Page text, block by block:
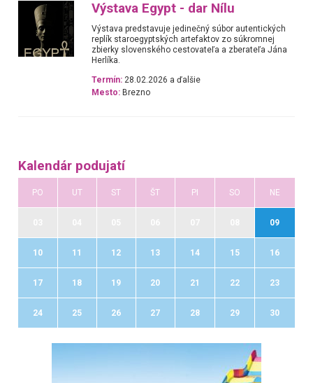
Výstava Egypt - dar Nílu
Výstava predstavuje jedinečný súbor autentických
replík staroegyptských artefaktov zo súkromnej
zbierky slovenského cestovateľa a zberateľa Jána
Herlíka.
Termín: 28.02.2026 a ďalšie
Mesto: Brezno
Kalendár podujatí
PO UT ST ŠT PI SO NE
09
10 11 12 13 14 15 16
17 18 19 20 21 22 23
24 25 26 27 28 29 30